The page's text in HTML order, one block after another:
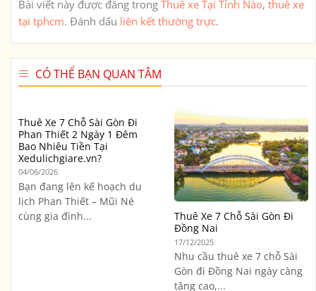
Bài viết này được đăng trong Thuê xe Tại Tỉnh Nào, thuê xe
tại tphcm. Đánh dấu liên kết thường trực.
CÓ THỂ BẠN QUAN TÂM
Thuê Xe 7 Chỗ Sài Gòn Đi
Phan Thiết 2 Ngày 1 Đêm
Bao Nhiêu Tiền Tại
Xedulichgiare.vn?
04/06/2026
Bạn đang lên kế hoạch du
lịch Phan Thiết – Mũi Né
cùng gia đình...
Thuê Xe 7 Chỗ Sài Gòn Đi
Đồng Nai
17/12/2025
Nhu cầu thuê xe 7 chỗ Sài
Gòn đi Đồng Nai ngày càng
tăng cao,...